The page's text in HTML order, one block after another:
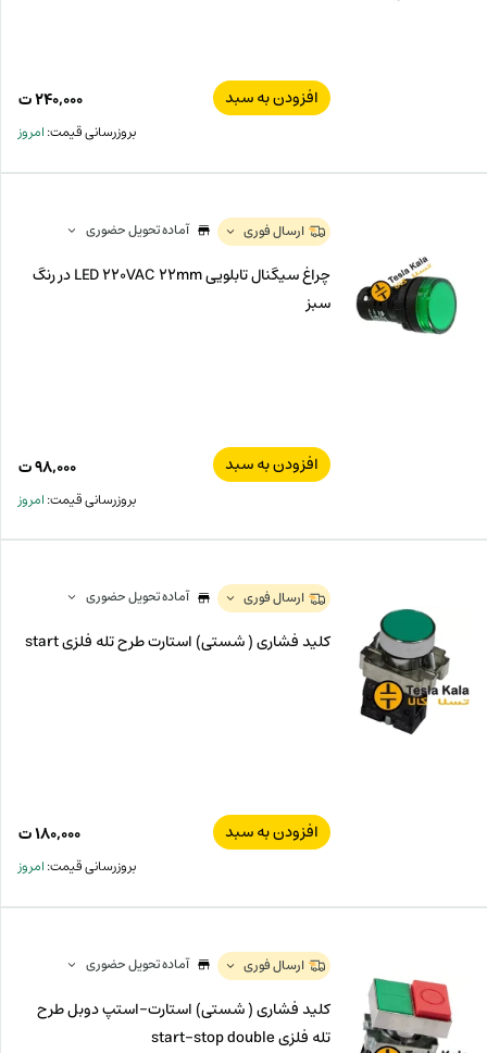
افزودن به سبد ۲۴۰,۰۰۰ت
بروزرسانی قیمت:امروز
ارسال فوری آماده تحویل حضوری
چراغ سیگنال تابلویی LED 220VAC 22mm در رنگ
سبز
افزودن به سبد ۹۸,۰۰۰ت
بروزرسانی قیمت:امروز
ارسال فوری آماده تحویل حضوری
کلید فشاری ( شستی) استارت طرح تله فلزی start
افزودن به سبد ۱۸۰,۰۰۰ت
بروزرسانی قیمت:امروز
ارسال فوری آماده تحویل حضوری
کلید فشاری ( شستی) استارت-استپ دوبل طرح
تله فلزی start-stop double